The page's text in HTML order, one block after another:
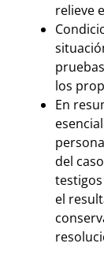
relieve
los
En
del
el